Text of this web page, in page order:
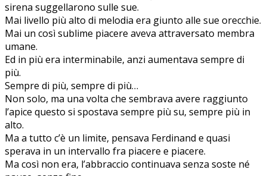
sirena suggellarono sulle sue.
Mai livello più alto di melodia era giunto alle sue orecchie.
Mai un così sublime piacere aveva attraversato membra
umane.
Ed in più era interminabile, anzi aumentava sempre di
più.
Sempre di più, sempre di più…
Non solo, ma una volta che sembrava avere raggiunto
l’apice questo si spostava sempre più su, sempre più in
alto.
Ma a tutto c’è un limite, pensava Ferdinand e quasi
sperava in un intervallo fra piacere e piacere.
Ma così non era, l’abbraccio continuava senza soste né